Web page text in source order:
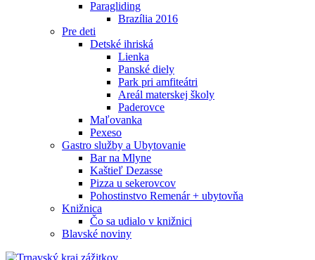
Paragliding
Brazília 2016
Pre deti
Detské ihriská
Lienka
Panské diely
Park pri amfiteátri
Areál materskej školy
Paderovce
Maľovanka
Pexeso
Gastro služby a Ubytovanie
Bar na Mlyne
Kaštieľ Dezasse
Pizza u sekerovcov
Pohostinstvo Remenár + ubytovňa
Knižnica
Čo sa udialo v knižnici
Blavské noviny